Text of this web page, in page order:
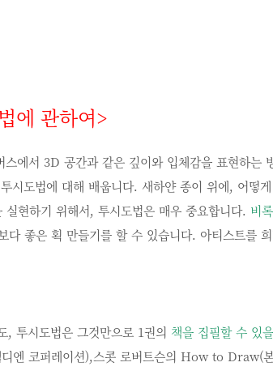
에 관하여>
스에서 3D 공간과 같은 깊이와 입체감을 표현하는
시도법에 대해 배웁니다. 새하얀 종이 위에, 어떻
현하기 위해서, 투시도법은 매우 중요합니다. 비록
다 좋은 획 만들기를 할 수 있습니다. 아티스트를
, 투시도법은 그것만으로 1권의 책을 집필할 수 있
디엔 코퍼레이션),스콧 로버트슨의 How to